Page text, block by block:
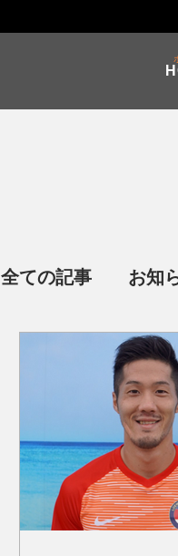
全ての記事 お知
イベント・普及